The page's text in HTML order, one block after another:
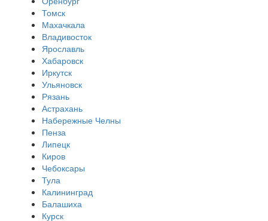
Томск
Махачкала
Владивосток
Ярославль
Хабаровск
Иркутск
Ульяновск
Рязань
Астрахань
Набережные Челны
Пенза
Липецк
Киров
Чебоксары
Тула
Калининград
Балашиха
Курск